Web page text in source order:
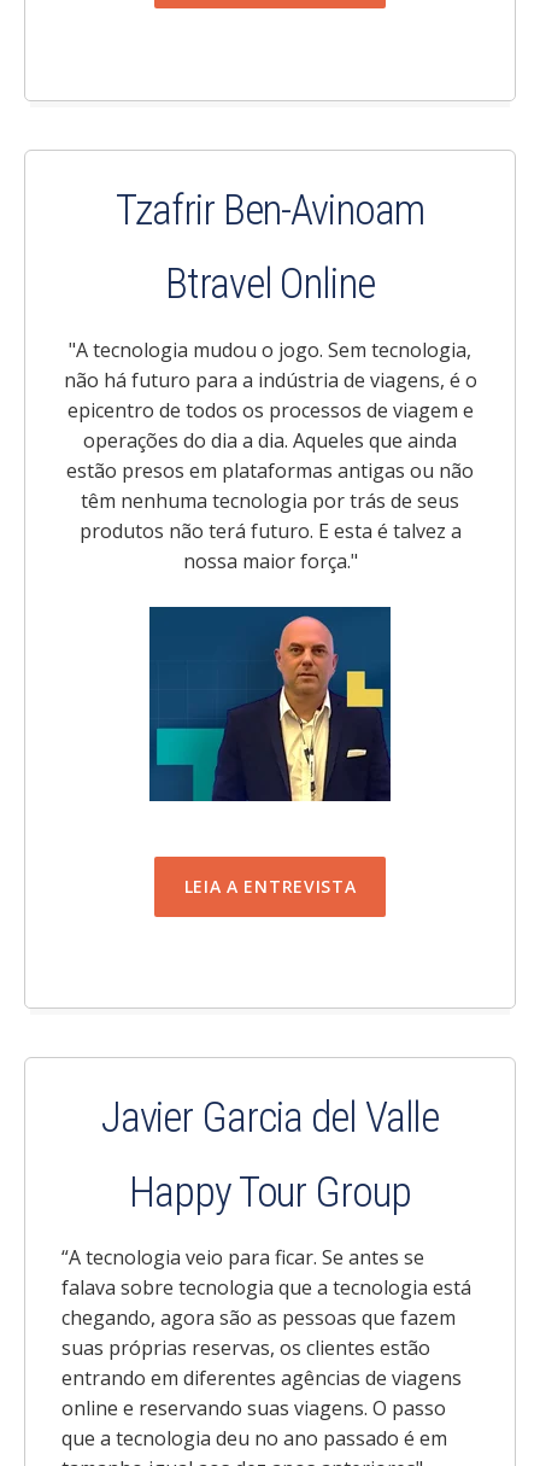
Tzafrir Ben-Avinoam
Btravel Online
"A tecnologia mudou o jogo. Sem tecnologia,
não há futuro para a indústria de viagens, é o
epicentro de todos os processos de viagem e
operações do dia a dia. Aqueles que ainda
estão presos em plataformas antigas ou não
têm nenhuma tecnologia por trás de seus
produtos não terá futuro. E esta é talvez a
nossa maior força."
LEIA A ENTREVISTA
Javier Garcia del Valle
Happy Tour Group
“A tecnologia veio para ficar. Se antes se
falava sobre tecnologia que a tecnologia está
chegando, agora são as pessoas que fazem
suas próprias reservas, os clientes estão
entrando em diferentes agências de viagens
online e reservando suas viagens. O passo
que a tecnologia deu no ano passado é em